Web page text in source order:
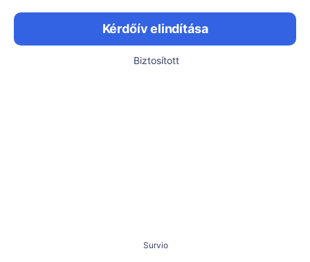
Kérdőív elindítása
Biztosított
Survio